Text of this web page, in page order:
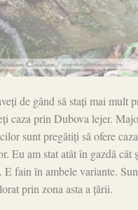
de gând să stați mai mult
caza prin Dubova lejer.
sunt pregătiți să ofere
Eu am stat atât în gazdă cât
E fain în ambele variante.
prin zona asta a țării.